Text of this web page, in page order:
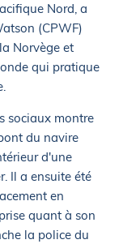
Nord, a
(CPWF)
Norvège et
qui pratique
sociaux montre
du navire
d'une
Il a ensuite été
en
quant à son
la police du